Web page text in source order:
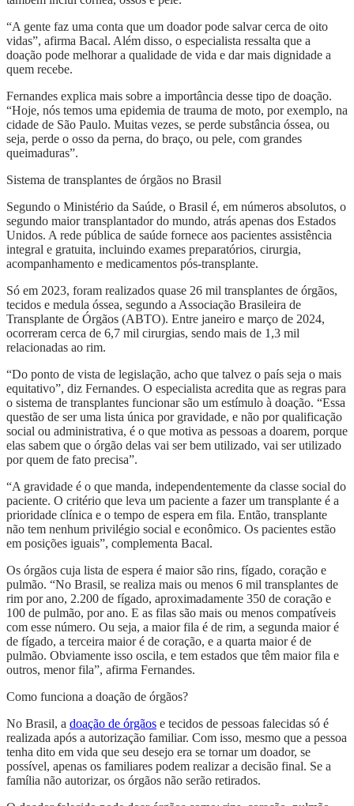
“A gente faz uma conta que um doador pode salvar cerca de oito
vidas”, afirma Bacal. Além disso, o especialista ressalta que a
doação pode melhorar a qualidade de vida e dar mais dignidade a
quem recebe.
Fernandes explica mais sobre a importância desse tipo de doação.
“Hoje, nós temos uma epidemia de trauma de moto, por exemplo, na
cidade de São Paulo. Muitas vezes, se perde substância óssea, ou
seja, perde o osso da perna, do braço, ou pele, com grandes
queimaduras”.
Sistema de transplantes de órgãos no Brasil
Segundo o Ministério da Saúde, o Brasil é, em números absolutos, o
segundo maior transplantador do mundo, atrás apenas dos Estados
Unidos. A rede pública de saúde fornece aos pacientes assistência
integral e gratuita, incluindo exames preparatórios, cirurgia,
acompanhamento e medicamentos pós-transplante.
Só em 2023, foram realizados quase 26 mil transplantes de órgãos,
tecidos e medula óssea, segundo a Associação Brasileira de
Transplante de Órgãos (ABTO). Entre janeiro e março de 2024,
ocorreram cerca de 6,7 mil cirurgias, sendo mais de 1,3 mil
relacionadas ao rim.
“Do ponto de vista de legislação, acho que talvez o país seja o mais
equitativo”, diz Fernandes. O especialista acredita que as regras para
o sistema de transplantes funcionar são um estímulo à doação. “Essa
questão de ser uma lista única por gravidade, e não por qualificação
social ou administrativa, é o que motiva as pessoas a doarem, porque
elas sabem que o órgão delas vai ser bem utilizado, vai ser utilizado
por quem de fato precisa”.
“A gravidade é o que manda, independentemente da classe social do
paciente. O critério que leva um paciente a fazer um transplante é a
prioridade clínica e o tempo de espera em fila. Então, transplante
não tem nenhum privilégio social e econômico. Os pacientes estão
em posições iguais”, complementa Bacal.
Os órgãos cuja lista de espera é maior são rins, fígado, coração e
pulmão. “No Brasil, se realiza mais ou menos 6 mil transplantes de
rim por ano, 2.200 de fígado, aproximadamente 350 de coração e
100 de pulmão, por ano. E as filas são mais ou menos compatíveis
com esse número. Ou seja, a maior fila é de rim, a segunda maior é
de fígado, a terceira maior é de coração, e a quarta maior é de
pulmão. Obviamente isso oscila, e tem estados que têm maior fila e
outros, menor fila”, afirma Fernandes.
Como funciona a doação de órgãos?
No Brasil, a doação de órgãos e tecidos de pessoas falecidas só é
realizada após a autorização familiar. Com isso, mesmo que a pessoa
tenha dito em vida que seu desejo era se tornar um doador, se
possível, apenas os familiares podem realizar a decisão final. Se a
família não autorizar, os órgãos não serão retirados.